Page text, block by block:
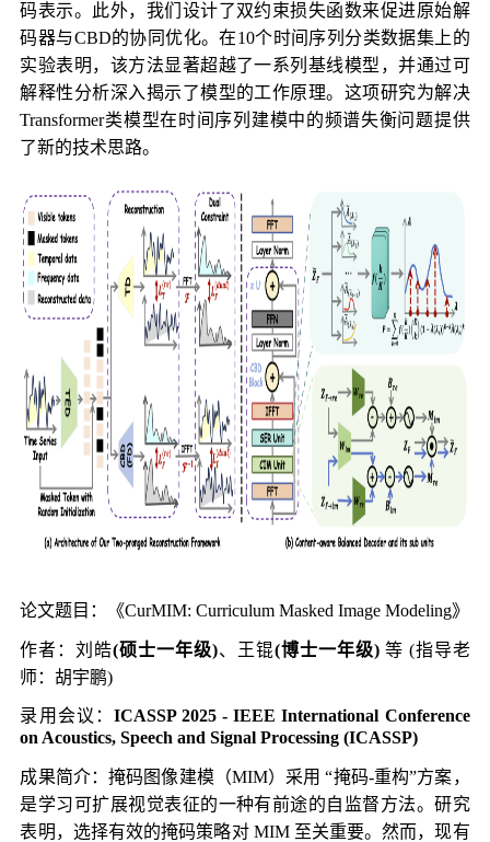
码表示。此外，我们设计了双约束损失函数来促进原始解
码器与CBD的协同优化。在10个时间序列分类数据集上的
实验表明，该方法显著超越了一系列基线模型，并通过可
解释性分析深入揭示了模型的工作原理。这项研究为解决
Transformer类模型在时间序列建模中的频谱失衡问题提供
了新的技术思路。
论文题目：《CurMIM: Curriculum Masked Image Modeling》
作者：刘皓(硕士一年级)、王锟(博士一年级) 等 (指导老
师：胡宇鹏)
录用会议： ICASSP 2025 - IEEE International Conference
on Acoustics, Speech and Signal Processing (ICASSP)
成果简介：掩码图像建模（MIM）采用 “掩码-重构”方案，
是学习可扩展视觉表征的一种有前途的自监督方法。研究
表明，选择有效的掩码策略对 MIM 至关重要。然而，现有